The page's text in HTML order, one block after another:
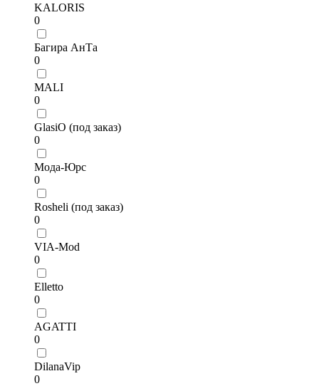
KALORIS
0
Багира АнТа
0
MALI
0
GlasiO (под заказ)
0
Мода-Юрс
0
Rosheli (под заказ)
0
VIA-Mod
0
Elletto
0
AGATTI
0
DilanaVip
0